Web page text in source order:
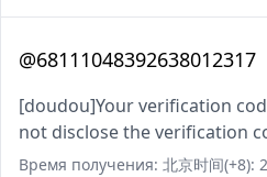
@68111048392638012317
[doudou]Your verification
not disclose the verification
Время получения: 北京时间(+8):